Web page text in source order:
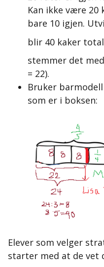
Kan ikke være
bare 10 igjen.
blir 40 kaker
stemmer det
= 22).
Bruker
som er i boksen:
Elever som velger
starter med at de vet